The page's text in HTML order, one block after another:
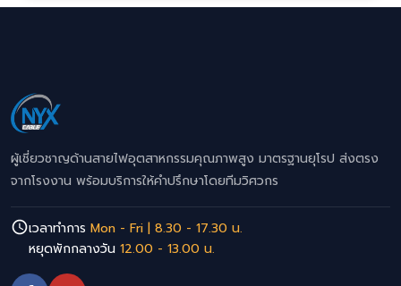
ผู้เชี่ยวชาญด้านสายไฟอุตสาหกรรมคุณภาพสูง มาตรฐานยุโรป ส่งตรง
จากโรงงาน พร้อมบริการให้คำปรึกษาโดยทีมวิศวกร
เวลาทำการ Mon - Fri | 8.30 - 17.30 น.
หยุดพักกลางวัน 12.00 - 13.00 น.